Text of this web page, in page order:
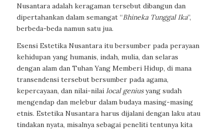
Nusantara adalah keragaman tersebut dibangun dan
dipertahankan dalam semangat “Bhineka Tunggal Ika”,
berbeda-beda namun satu jua.
Esensi Estetika Nusantara itu bersumber pada perayaan
kehidupan yang humanis, indah, mulia, dan selaras
dengan alam dan Tuhan Yang Memberi Hidup, di mana
transendensi tersebut bersumber pada agama,
kepercayaan, dan nilai-nilai local geniusyang sudah
mengendap dan melebur dalam budaya masing-masing
etnis. Estetika Nusantara harus dijalani dengan laku atau
tindakan nyata, misalnya sebagai peneliti tentunya kita